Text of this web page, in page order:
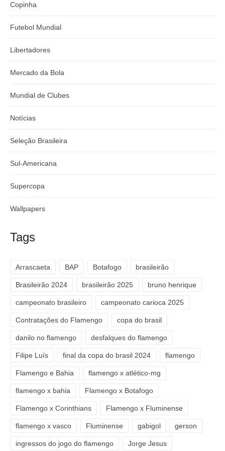
Copinha
Futebol Mundial
Libertadores
Mercado da Bola
Mundial de Clubes
Notícias
Seleção Brasileira
Sul-Americana
Supercopa
Wallpapers
Tags
Arrascaeta BAP Botafogo brasileirão
Brasileirão 2024 brasileirão 2025 bruno henrique
campeonato brasileiro campeonato carioca 2025
Contratações do Flamengo copa do brasil
danilo no flamengo desfalques do flamengo
Filipe Luís final da copa do brasil 2024 flamengo
Flamengo e Bahia flamengo x atlético-mg
flamengo x bahia Flamengo x Botafogo
Flamengo x Corinthians Flamengo x Fluminense
flamengo x vasco Fluminense gabigol gerson
ingressos do jogo do flamengo Jorge Jesus